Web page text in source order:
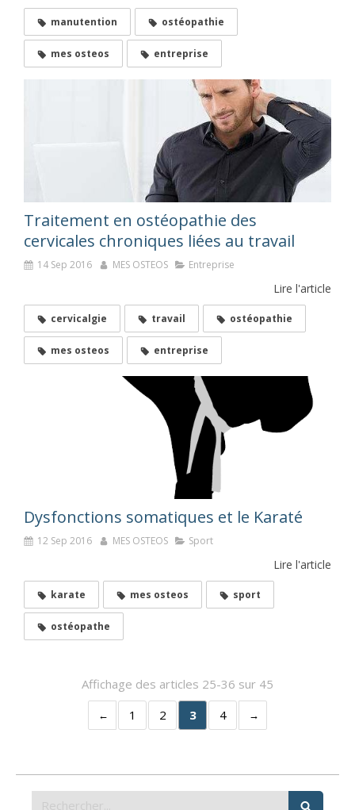
manutention ostéopathie
mes osteos entreprise
Traitement en ostéopathie des
cervicales chroniques liées au travail
14 Sep 2016 MES OSTEOS Entreprise
Lire l'article
cervicalgie travail ostéopathie
mes osteos entreprise
Dysfonctions somatiques et le Karaté
12 Sep 2016 MES OSTEOS Sport
Lire l'article
karate mes osteos sport
ostéopathe
Affichage des articles 25-36 sur 45
1
2 3 4